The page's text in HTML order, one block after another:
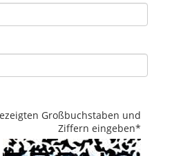
Großbuchstaben und
Ziffern eingeben*